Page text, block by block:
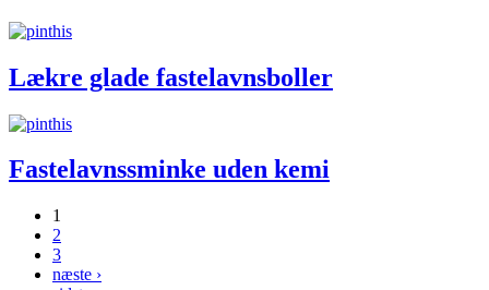
Lækre glade fastelavnsboller
Fastelavnssminke uden kemi
Sider
1
2
3
næste ›